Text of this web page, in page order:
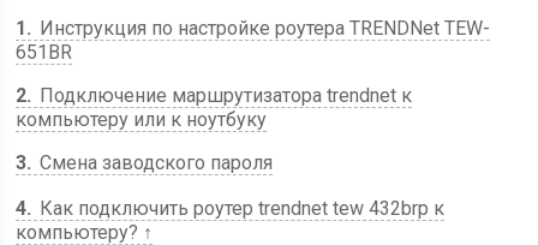
1
Инструкция по настройке роутера TRENDNet TEW-
651BR
2
Подключение маршрутизатора trendnet к
компьютеру или к ноутбуку
3 Смена заводского пароля
4
Как подключить роутер trendnet tew 432brp к
компьютеру? ↑